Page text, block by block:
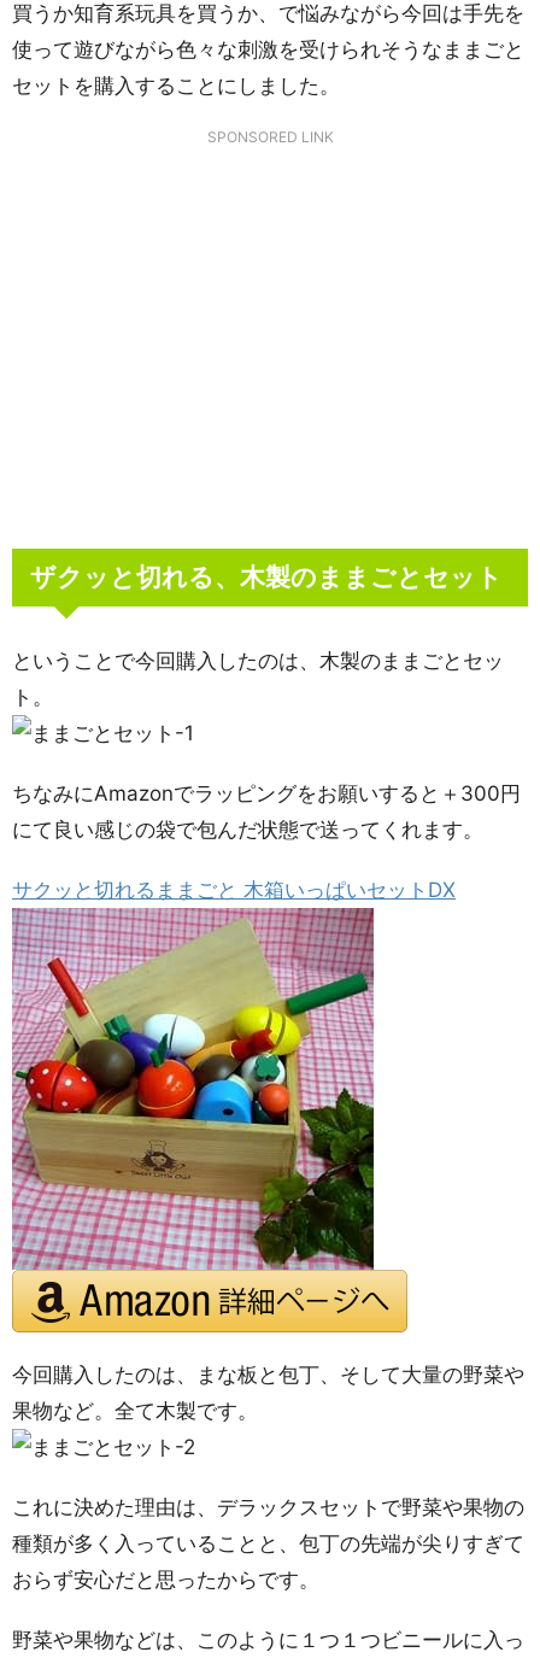
買うか知育系玩具を買うか、で悩みながら今回は手先を
使って遊びながら色々な刺激を受けられそうなままごと
セットを購入することにしました。
SPONSORED LINK
ザクッと切れる、木製のままごとセット
ということで今回購入したのは、木製のままごとセッ
ト。
ちなみにAmazonでラッピングをお願いすると＋300円
にて良い感じの袋で包んだ状態で送ってくれます。
サクッと切れるままごと 木箱いっぱいセットDX
今回購入したのは、まな板と包丁、そして大量の野菜や
果物など。全て木製です。
これに決めた理由は、デラックスセットで野菜や果物の
種類が多く入っていることと、包丁の先端が尖りすぎて
おらず安心だと思ったからです。
野菜や果物などは、このように１つ１つビニールに入っ